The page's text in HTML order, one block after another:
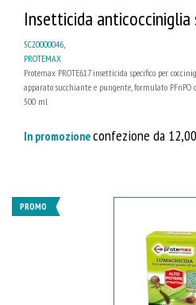
Insetticida anticocciniglia
5C20000046
PROTEMAX
Protemax PROTE617 insetticida specifico per
apparato succhiante e pungente, formulato
500 ml
In promozioneconfezione da
PROMO